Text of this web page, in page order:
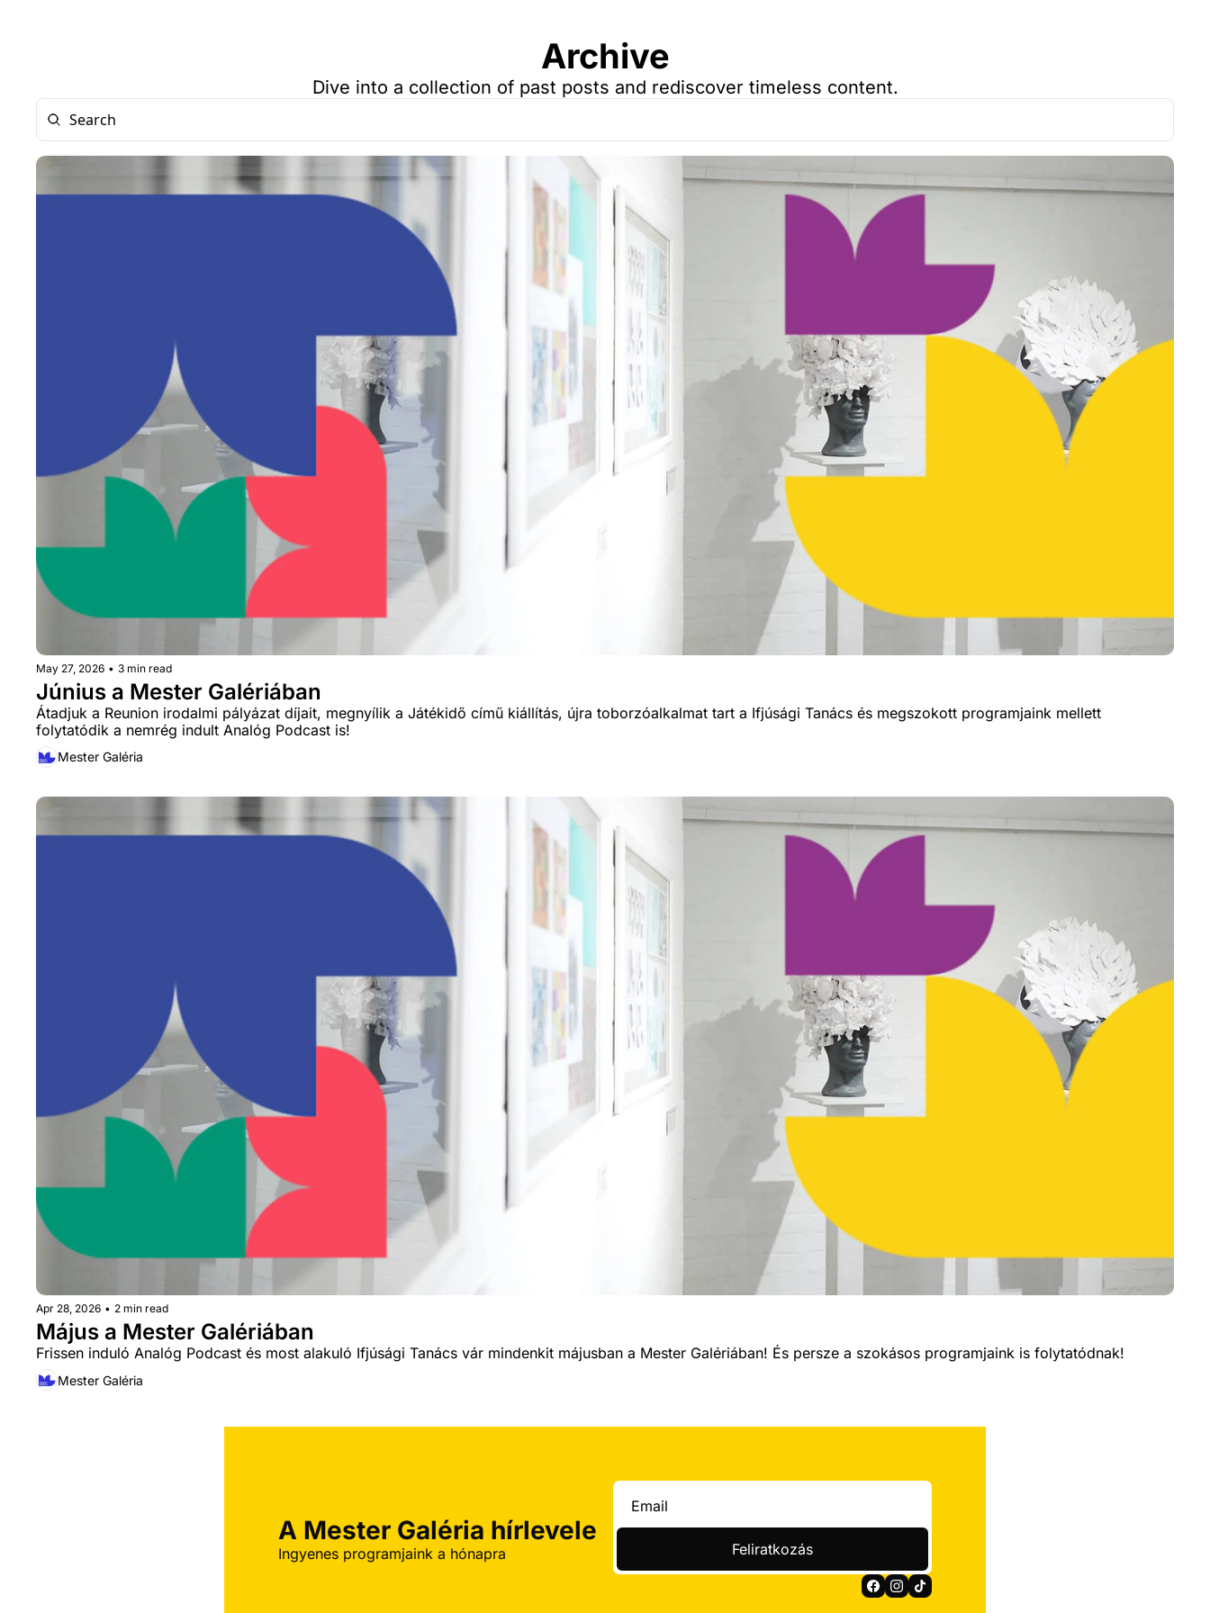
Archive
Dive into a collection of past posts and rediscover timeless content.
May 27, 2026 • 3 min read
Június a Mester Galériában
Átadjuk a Reunion irodalmi pályázat díjait, megnyílik a Játékidő című kiállítás, újra toborzóalkalmat tart a Ifjúsági Tanács és megszokott programjaink mellett
folytatódik a nemrég indult Analóg Podcast is!
Mester Galéria
Apr 28, 2026 • 2 min read
Május a Mester Galériában
Frissen induló Analóg Podcast és most alakuló Ifjúsági Tanács vár mindenkit májusban a Mester Galériában! És persze a szokásos programjaink is folytatódnak!
Mester Galéria
A Mester Galéria hírlevele
Ingyenes programjaink a hónapra Feliratkozás